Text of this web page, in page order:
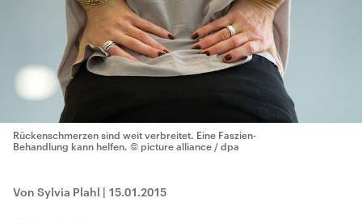
Rückenschmerzen sind weit verbreitet. Eine Faszien-
Behandlung kann helfen. © picture alliance / dpa
Von Sylvia Plahl | 15.01.2015